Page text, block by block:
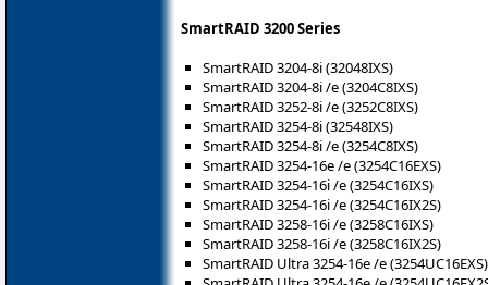
SmartRAID 3200 Series
SmartRAID 3204-8i (32048IXS)
SmartRAID 3204-8i /e (3204C8IXS)
SmartRAID 3252-8i /e (3252C8IXS)
SmartRAID 3254-8i (32548IXS)
SmartRAID 3254-8i /e (3254C8IXS)
SmartRAID 3254-16e /e (3254C16EXS)
SmartRAID 3254-16i /e (3254C16IXS)
SmartRAID 3254-16i /e (3254C16IX2S)
SmartRAID 3258-16i /e (3258C16IXS)
SmartRAID 3258-16i /e (3258C16IX2S)
SmartRAID Ultra 3254-16e /e (3254UC16EXS)